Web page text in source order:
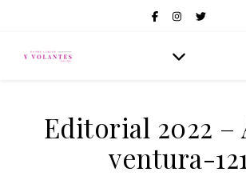
Editorial 2022 –
ventura-121